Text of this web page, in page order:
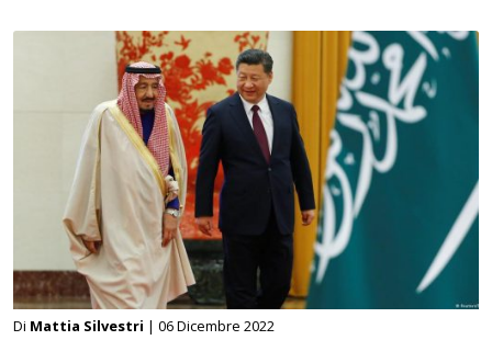
Di Mattia Silvestri | 06 Dicembre 2022